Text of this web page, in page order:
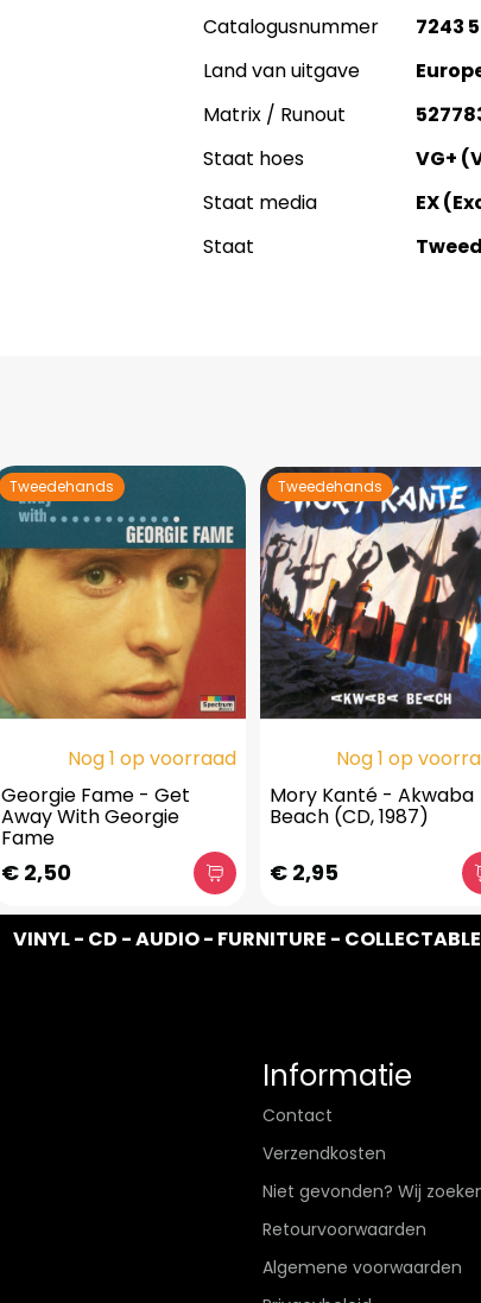
Catalogusnummer
7243
Land van uitgave
Matrix / Runout
Staat hoes
VG+
Staat media
EX
Staat
Tweedehands
Nog 1 op voorraad
Georgie Fame - Get
Away With Georgie
Fame
€ 2,50
Tweedehands
Nog 1 op
Mory Kanté - Akwaba
Beach (CD, 1987)
€ 2,95
VINYL - CD - AUDIO - FURNITURE -
Informatie
Contact
Verzendkosten
Niet gevonden? Wij
Retourvoorwaarden
Algemene voorwaarden